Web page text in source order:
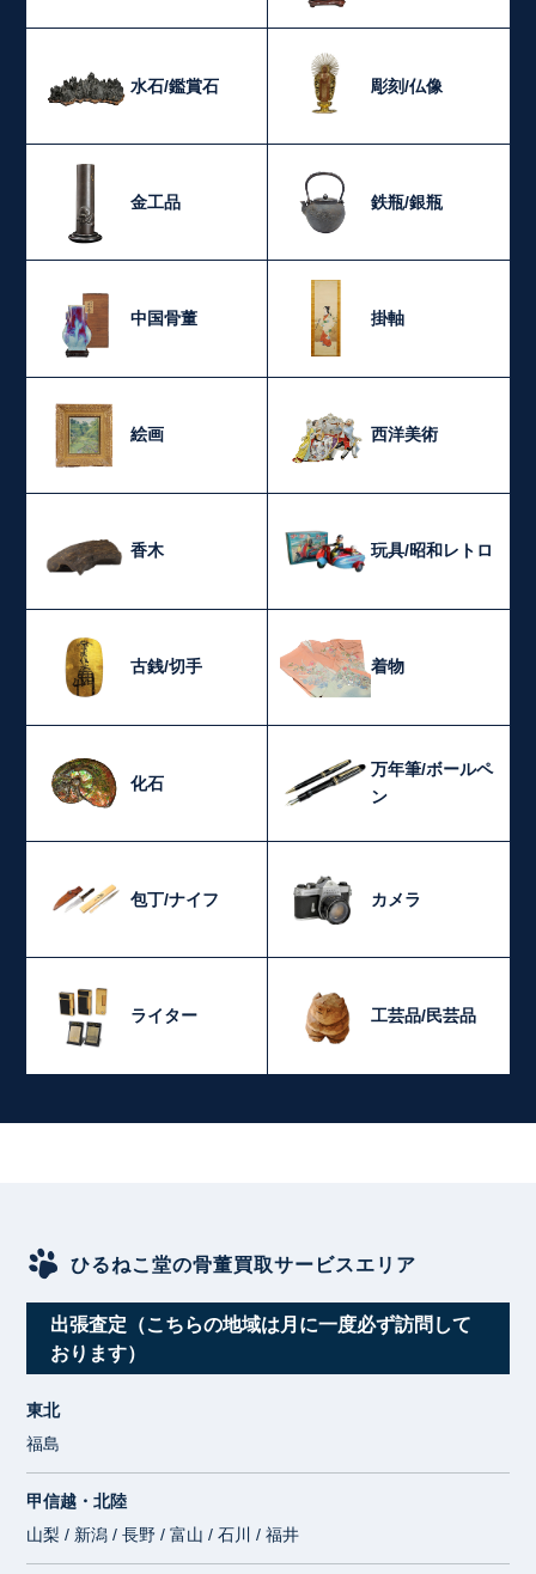
水石/鑑賞石 彫刻/仏像
金工品 鉄瓶/銀瓶
中国骨董 掛軸
絵画 西洋美術
香木 玩具/昭和レトロ
古銭/切手 着物
化石
万年筆/ボールペ
ン
包丁/ナイフ カメラ
ライター 工芸品/民芸品
ひるねこ堂の骨董買取サービスエリア
出張査定（こちらの地域は月に一度必ず訪問して
おります）
東北
福島
甲信越・北陸
山梨 / 新潟 / 長野 / 富山 / 石川 / 福井